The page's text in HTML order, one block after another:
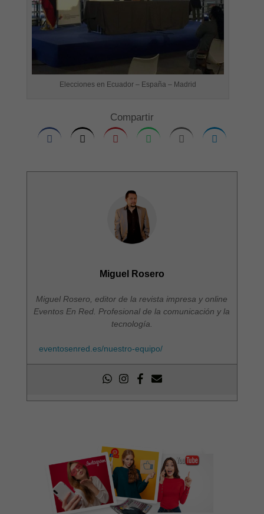
Elecciones en Ecuador – España – Madrid
Compartir
Miguel Rosero
Miguel Rosero, editor de la revista impresa y online
Eventos En Red. Profesional de la comunicación y la
tecnología.
eventosenred.es/nuestro-equipo/